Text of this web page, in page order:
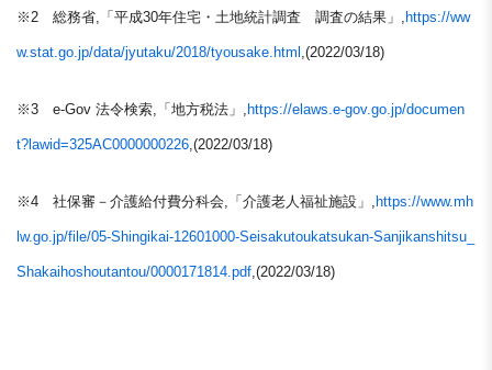
※2 総務省,「平成30年住宅・土地統計調査 調査の結果」, https://ww
w.stat.go.jp/data/jyutaku/2018/tyousake.html ,(2022/03/18)
※3 e-Gov 法令検索,「地方税法」, https://elaws.e-gov.go.jp/documen
t?lawid=325AC0000000226,(2022/03/18)
※4 社保審－介護給付費分科会,「介護老人福祉施設」, https://www.mh
lw.go.jp/file/05-Shingikai-12601000-Seisakutoukatsukan-Sanjikanshitsu_
Shakaihoshoutantou/0000171814.pdf,(2022/03/18)